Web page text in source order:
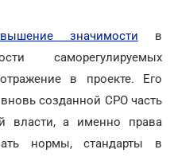
значимости в
саморегулируемых
в проекте. Его
созданной СРО часть
власти, а именно права
нормы, стандарты в